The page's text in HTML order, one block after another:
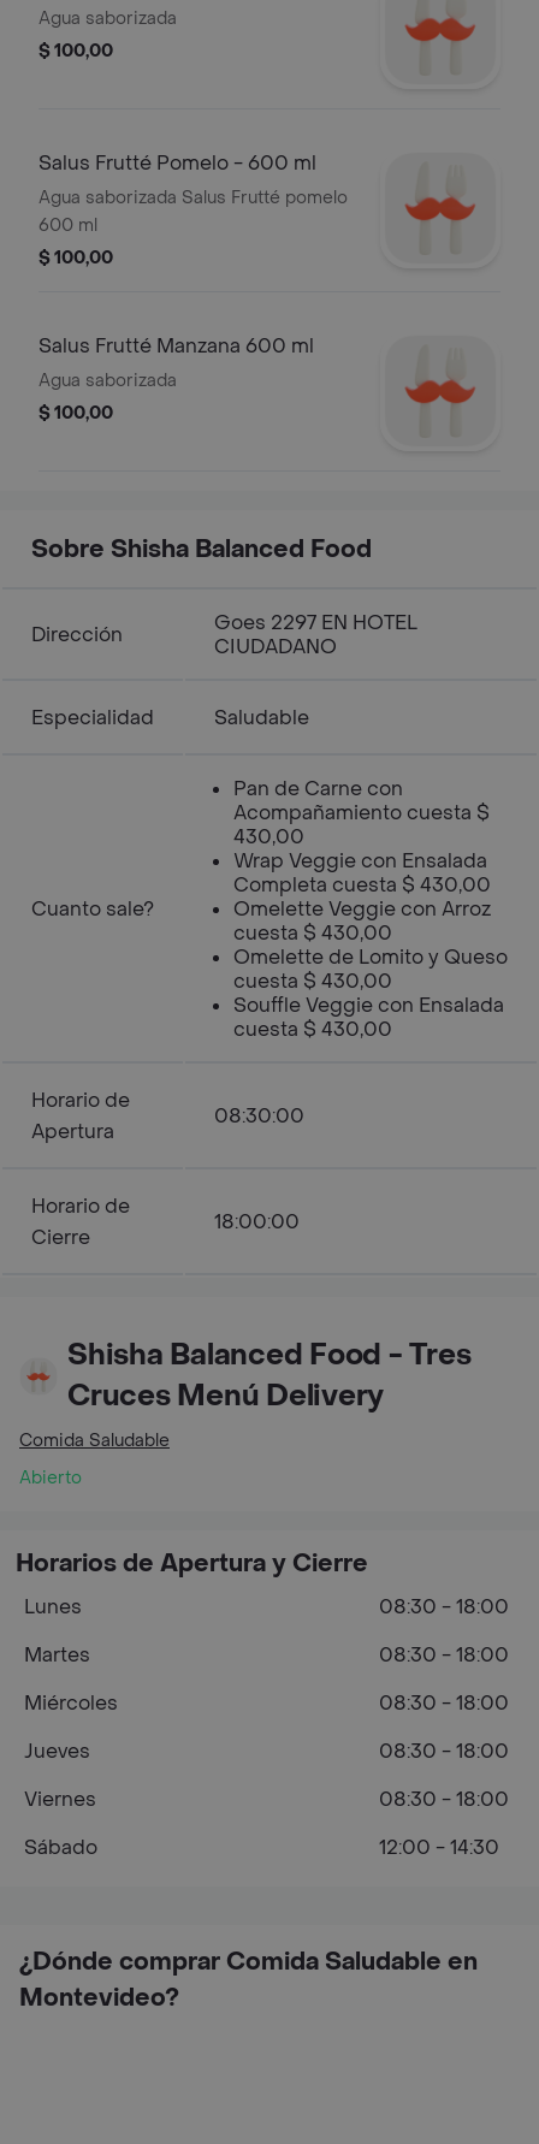
Agua saborizada
$ 100,00
Salus Frutté Pomelo - 600 ml
Agua saborizada Salus Frutté pomelo
600 ml
$ 100,00
Salus Frutté Manzana 600 ml
Agua saborizada
$ 100,00
Sobre Shisha Balanced Food
Dirección
Goes 2297 EN HOTEL
CIUDADANO
Especialidad Saludable
Cuanto sale?
Pan de Carne con
Acompañamiento cuesta $
430,00
Wrap Veggie con Ensalada
Completa cuesta $ 430,00
Omelette Veggie con Arroz
cuesta $ 430,00
Omelette de Lomito y Queso
cuesta $ 430,00
Souffle Veggie con Ensalada
cuesta $ 430,00
Horario de
Apertura
08:30:00
Horario de
Cierre
18:00:00
Shisha Balanced Food - Tres
Cruces Menú Delivery
Comida Saludable
Abierto
¿Dónde comprar Comida Saludable en
Montevideo?
Horarios de Apertura y Cierre
Lunes
08:30 - 18:00
Martes
08:30 - 18:00
Miércoles
08:30 - 18:00
Jueves
08:30 - 18:00
Viernes
08:30 - 18:00
Sábado
12:00 - 14:30